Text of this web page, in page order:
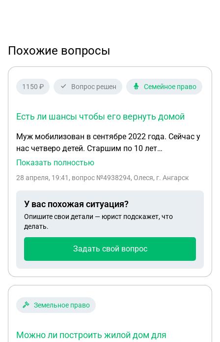
Похожие вопросы
1150 ₽ Вопрос решен Семейное право
Есть ли шансы чтобы его вернуть домой
Муж мобилизован в сентябре 2022 года. Сейчас у
нас четверо детей. Старшим по 10 лет
(двойняшки), младшему 2 года. У мужа ещё есть
данный момент у мужа начались проблемы со
двенадцатиперстной кишки, бульбит,
атрофический гастрит. Есть ли шансы чтобы его
вернуть домой.
Показать полностью
28 апреля, 19:41 , вопрос №4938294, Олеся, г. Ангарск
У вас похожая ситуация?
Опишите свои детали — юрист подскажет, что
делать.
Задать свой вопрос
Земельное право
Можно ли построить жилой дом для